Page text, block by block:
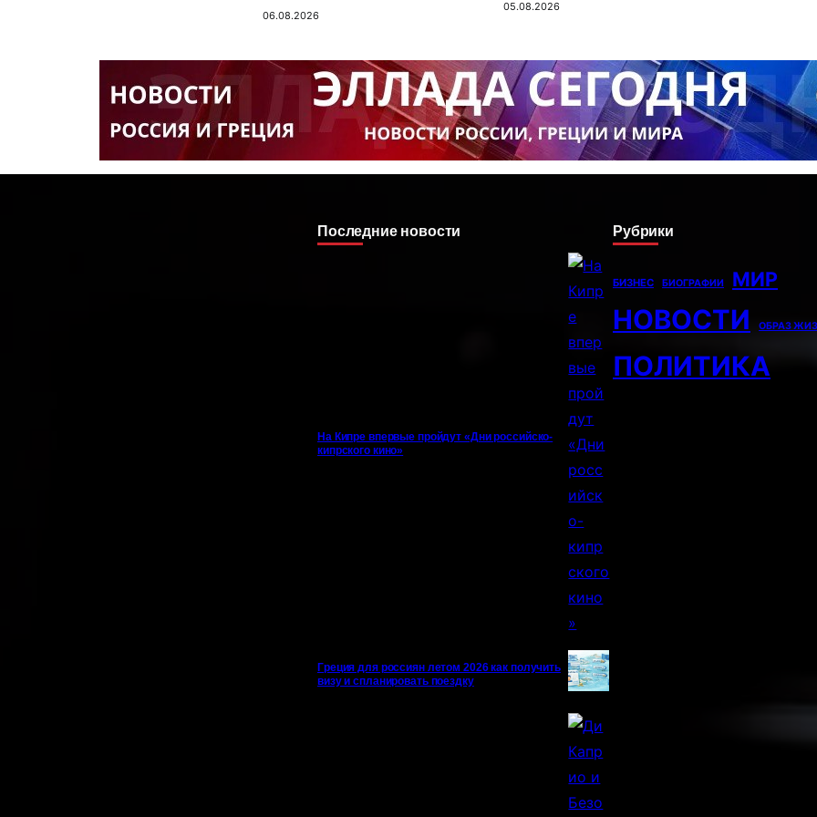
06.08.2026
05.08.2026
Последние новости
На Кипре впервые пройдут «Дни российско-
кипрского кино»
Греция для россиян летом 2026 как получить
визу и спланировать поездку
Рубрики
БИЗНЕС БИОГРАФИИ МИР
НОВОСТИ ОБРАЗ
ПОЛИТИКА